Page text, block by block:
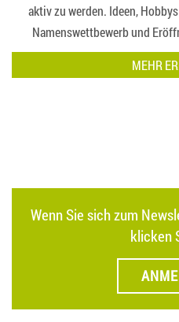
aktiv zu werden. Ideen,
Namenswettbewerb und
MEHR
Wenn Sie sich zum
klicken